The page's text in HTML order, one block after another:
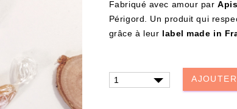
Design
Fabriqué avec amour par
Périgord. Un produit qui
grâce à leur label made in
CHOISISSEZ VOS